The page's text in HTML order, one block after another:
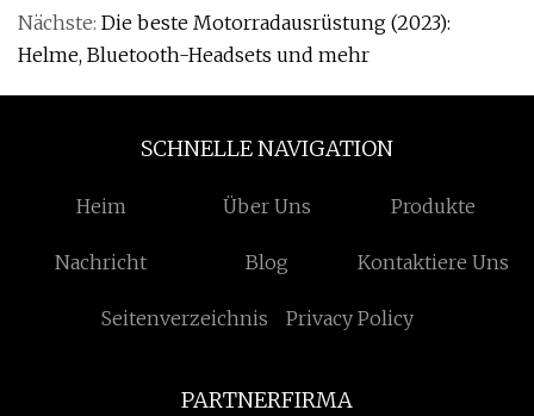
Nächste: Die beste Motorradausrüstung (2023):
Helme, Bluetooth-Headsets und mehr
SCHNELLE NAVIGATION
Heim Über Uns Produkte
Nachricht Blog Kontaktiere Uns
Seitenverzeichnis Privacy Policy
PARTNERFIRMA